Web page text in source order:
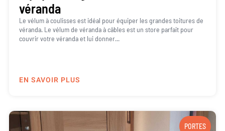
véranda
Le vélum à coulisses est idéal pour équiper les grandes toitures de
véranda. Le vélum de véranda à câbles est un store parfait pour
couvrir votre véranda et lui donner...
EN SAVOIR PLUS
PORTES